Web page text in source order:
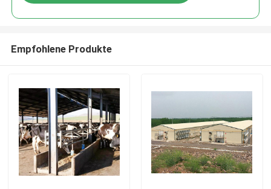
Empfohlene Produkte